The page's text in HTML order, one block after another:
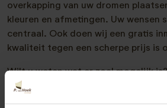
overkapping van uw dromen
kleuren en afmetingen. Uw wensen
centraal. Ook doen wij een gratis
kwaliteit tegen een scherpe prijs is
Wilt u weten wat er zoal mogelijk
onze
of kom